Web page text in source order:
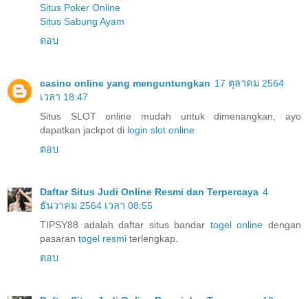
Situs Poker Online
Situs Sabung Ayam
ตอบ
casino online yang menguntungkan 17 ตุลาคม 2564
เวลา 18:47
Situs SLOT online mudah untuk dimenangkan, ayo
dapatkan jackpot di login slot online
ตอบ
Daftar Situs Judi Online Resmi dan Terpercaya 4
ธันวาคม 2564 เวลา 08:55
TIPSY88 adalah daftar situs bandar togel online dengan
pasaran togel resmi terlengkap.
ตอบ